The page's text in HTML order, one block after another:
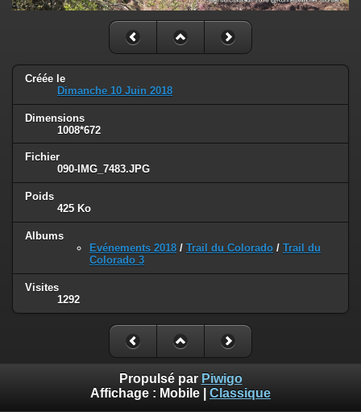
Créée le
Dimanche 10 Juin 2018
Dimensions
1008*672
Fichier
090-IMG_7483.JPG
Poids
425 Ko
Albums
Evénements 2018 / Trail du Colorado / Trail du
Colorado 3
Visites
1292
Propulsé par Piwigo
Affichage : Mobile Classique